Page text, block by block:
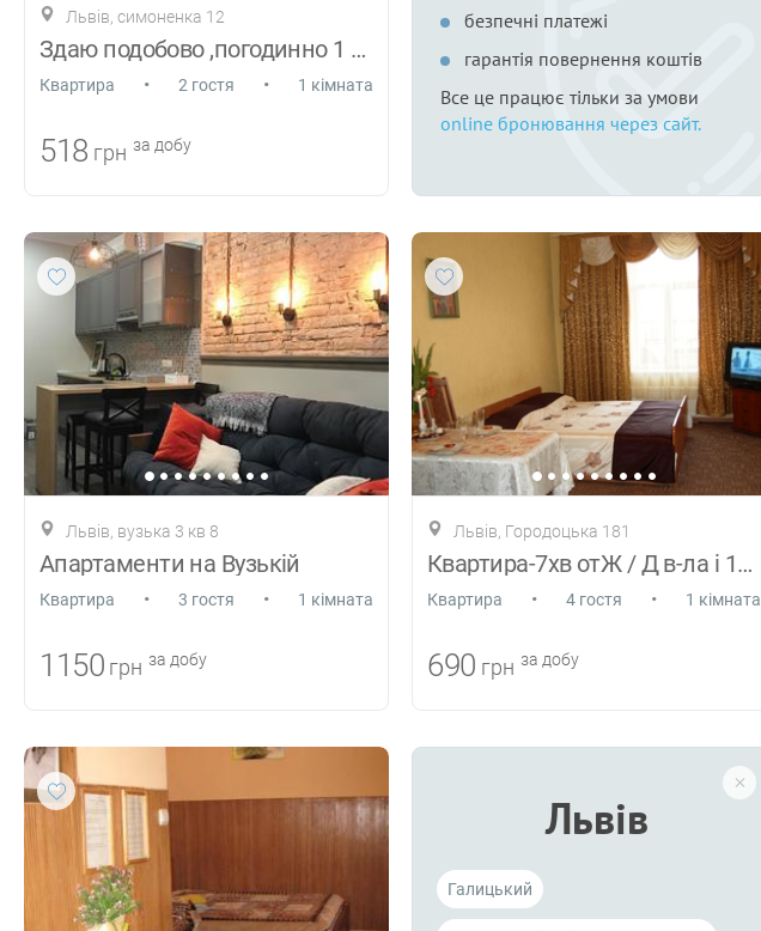
Львів, симоненка 12
Здаю подобово ,погодинно 1 кім квартиру
Квартира • 2 гостя • 1 кімната
518 грн за добу
безпечні платежі
гарантія повернення коштів
Все це працює тільки за умови
online бронювання через сайт.
Львів, вузька 3 кв 8
Апартаменти на Вузькій
Квартира • 3 гостя • 1 кімната
1150 грн за добу
Львів, Городоцька 181
Квартира-7хв отЖ / Д в-ла і 10-м до цент
Квартира • 4 гостя • 1 кімната
690 грн за добу
Львів
Галицький